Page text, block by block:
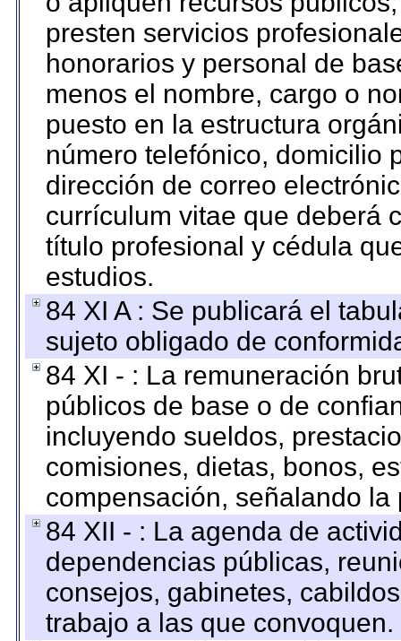
presten servicios
honorarios y personal de
menos el nombre, cargo o
puesto en la estructura
número telefónico, domicilio
dirección de correo
currículum vitae que deberá
título profesional y cédula
estudios.
84 XI A : Se publicará el
sujeto obligado de
84 XI - : La remuneración
públicos de base o de
incluyendo sueldos,
comisiones, dietas, bonos,
compensación, señalando
84 XII - : La agenda de
dependencias públicas,
consejos, gabinetes,
trabajo a las que convoquen.